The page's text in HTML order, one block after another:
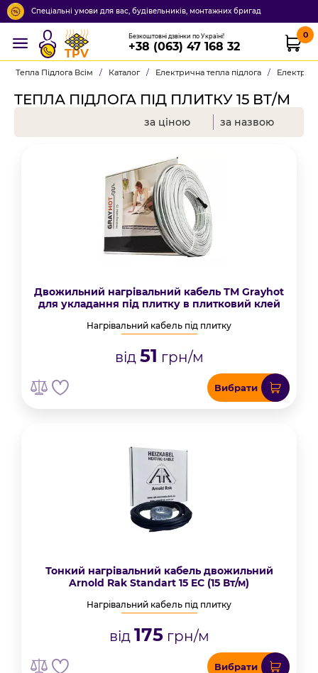
Спеціальні умови для вас, будівельників, монтажних бригад
TPV
Безкоштовні дзвінки по Україні!
+38 (063) 47 168 32
0
Тепла Підлога Всім / Каталог / Електрична тепла підлога /
ТЕПЛА ПІДЛОГА ПІД ПЛИТКУ 15 ВТ/М
за ціною за назвою
Двожильний нагрівальний кабель ТМ Grayhot
для укладання під плитку в плитковий клей
Нагрівальний кабель під плитку
від 51 грн/м
Вибрати
Тонкий нагрівальний кабель двожильний
Arnold Rak Standart 15 EC (15 Вт/м)
Нагрівальний кабель під плитку
від 175грн/м
Вибрати